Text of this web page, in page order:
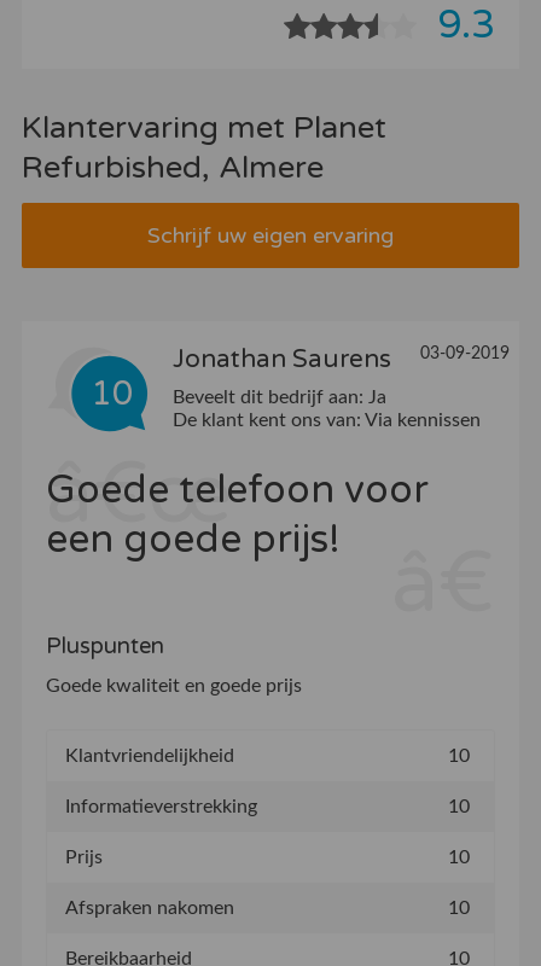
9.3
Klantervaring met Planet
Refurbished, Almere
Schrijf uw eigen ervaring
10
Jonathan Saurens 03-09-2019
Beveelt dit bedrijf aan: Ja
De klant kent ons van: Via kennissen
Goede telefoon voor
een goede prijs!
Pluspunten
Goede kwaliteit en goede prijs
Klantvriendelijkheid 10
Informatieverstrekking 10
Prijs 10
Afspraken nakomen 10
Bereikbaarheid 10